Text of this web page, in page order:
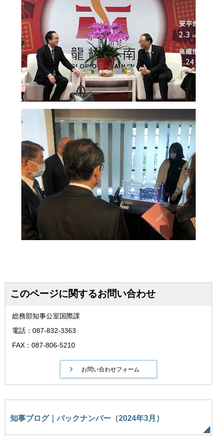
このページに関するお問い合わせ
総務部知事公室国際課
電話：087-832-3363
FAX：087-806-5210
知事ブログ｜バックナンバー（2024年3月）